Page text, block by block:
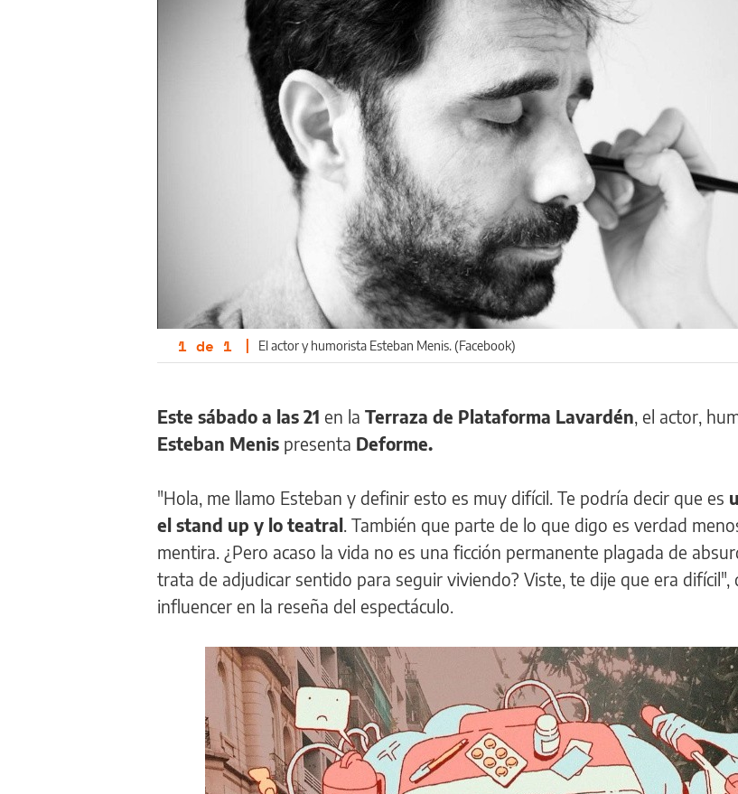
1 de 1 | El actor y humorista Esteban Menis. (Facebook)
Este sábado a las 21 en la Terraza de Plataforma Lavardén , el actor,
Esteban Menis presenta Deforme.
"Hola, me llamo Esteban y definir esto es muy difícil. Te podría decir que es
el stand up y lo teatral . También que parte de lo que digo es verdad
mentira. ¿Pero acaso la vida no es una ficción permanente plagada de
trata de adjudicar sentido para seguir viviendo? Viste, te dije que era difícil",
influencer en la reseña del espectáculo.